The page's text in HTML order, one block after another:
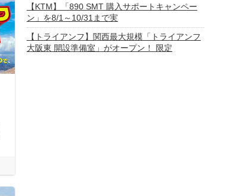
【KTM】「890 SMT 購入サポートキャンペー
ン」を8/1～10/31まで実
【トライアンフ】関西最大規模「トライアンフ
大阪東 開設準備室」がオープン！ 限定